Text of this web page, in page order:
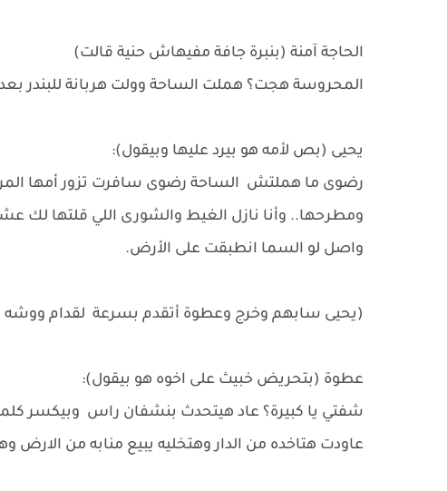
الحاجة آمنة (بنبرة جافة مفيهاش حنية قالت)
المحروسة هجت؟ هملت الساحة وولت هربانة للبندر
يحيى (بص لأمه هو بيرد عليها وبيقول):
رضوى ما هملتش الساحة رضوى سافرت تزور أمها
ومطرحها.. وأنا نازل الغيط والشورى اللي قلتها لك
واصل لو السما انطبقت على الأرض.
(يحيى سابهم وخرج وعطوة أتقدم بسرعة لقدام ووشه
عطوة (بتحريض خبيث على اخوه هو بيقول):
شفتي يا كبيرة؟ عاد هيتحدث بنشفان راس وبيكسر
عاودت هتاخده من الدار وهتخليه يبيع منابه من الارض